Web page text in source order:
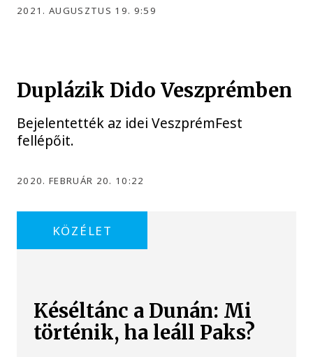
2021. AUGUSZTUS 19. 9:59
Duplázik Dido Veszprémben
Bejelentették az idei VeszprémFest
fellépőit.
2020. FEBRUÁR 20. 10:22
KÖZÉLET
Késéltánc a Dunán: Mi
történik, ha leáll Paks?